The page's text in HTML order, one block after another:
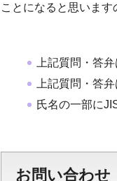
ことになると思います
上記質問・答
上記質問・答
氏名の一部に
お問い合わせ